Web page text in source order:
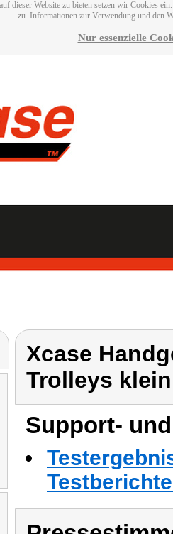
dieser Website zu bieten setzen wir Cookies
zu. Informationen zur Verwendung und den
Nur essenzielle
Xcase
Trolleys klein
Support-